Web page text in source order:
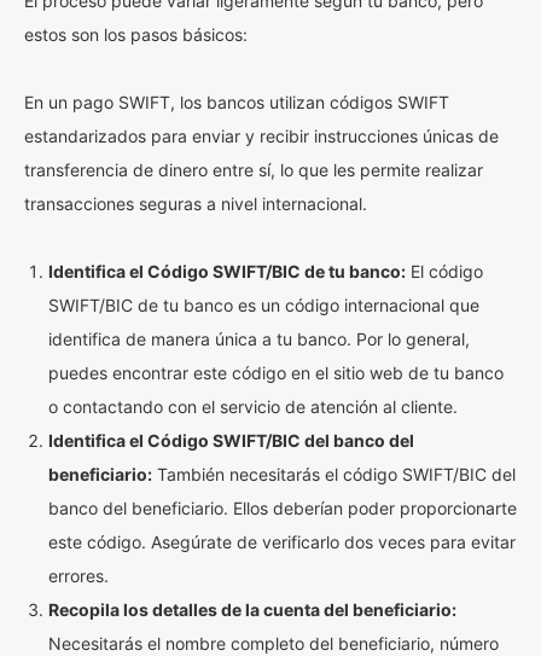
estos son los pasos básicos:
En un pago SWIFT, los bancos utilizan códigos SWIFT
estandarizados para enviar y recibir instrucciones únicas de
transferencia de dinero entre sí, lo que les permite realizar
transacciones seguras a nivel internacional.
Identifica el Código SWIFT/BIC de tu banco: El código
SWIFT/BIC de tu banco es un código internacional que
identifica de manera única a tu banco. Por lo general,
puedes encontrar este código en el sitio web de tu banco
o contactando con el servicio de atención al cliente.
Identifica el Código SWIFT/BIC del banco del
beneficiario: También necesitarás el código SWIFT/BIC del
banco del beneficiario. Ellos deberían poder proporcionarte
este código. Asegúrate de verificarlo dos veces para evitar
errores.
Recopila los detalles de la cuenta del beneficiario:
Necesitarás el nombre completo del beneficiario, número